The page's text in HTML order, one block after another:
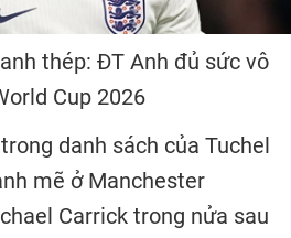
thép: ĐT Anh đủ sức vô
Cup 2026
danh sách của Tuchel
mẽ ở Manchester
Carrick trong nửa sau